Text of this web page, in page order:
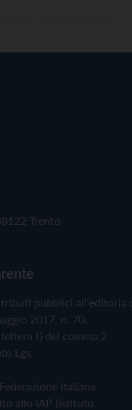
Trento
pubblici all'editoria
2017, n. 70.
f) del comma 2
Lgs.
Italiana
allo IAP (Istituto